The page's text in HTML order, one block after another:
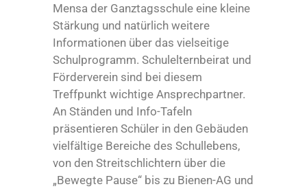
Mensa der Ganztagsschule eine kleine
Stärkung und natürlich weitere
Informationen über das vielseitige
Schulprogramm. Schulelternbeirat und
Förderverein sind bei diesem
Treffpunkt wichtige Ansprechpartner.
An Ständen und Info-Tafeln
präsentieren Schüler in den Gebäuden
vielfältige Bereiche des Schullebens,
von den Streitschlichtern über die
„Bewegte Pause“ bis zu Bienen-AG und